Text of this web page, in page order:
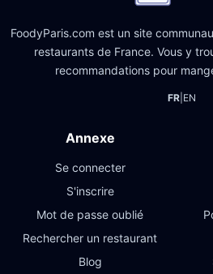
FoodyParis.com est un site
restaurants de France. Vous y
recommandations pour
FR| EN
Annexe
Se connecter
S'inscrire
Mot de passe oublié
Rechercher un restaurant
Blog